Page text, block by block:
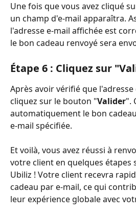
Une fois que vous avez cliqué
un champ d'e-mail apparaîtra.
l'adresse e-mail affichée est
le bon cadeau renvoyé sera
Étape 6 : Cliquez sur
Après avoir vérifié que
cliquez sur le bouton "Valider".
automatiquement le bon
e-mail spécifiée.
Et voilà, vous avez réussi à
votre client en quelques étapes
Ubiliz ! Votre client recevra
cadeau par e-mail, ce qui
leur expérience globale avec